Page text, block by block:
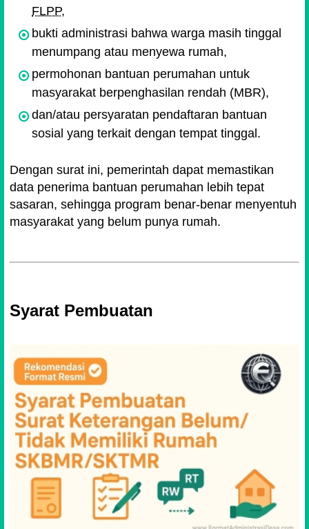
FLPP,
bukti administrasi bahwa warga masih tinggal
menumpang atau menyewa rumah,
permohonan bantuan perumahan untuk
masyarakat berpenghasilan rendah (MBR),
dan/atau persyaratan pendaftaran bantuan
sosial yang terkait dengan tempat tinggal.
Dengan surat ini, pemerintah dapat memastikan
data penerima bantuan perumahan lebih tepat
sasaran, sehingga program benar-benar menyentuh
masyarakat yang belum punya rumah.
Syarat Pembuatan